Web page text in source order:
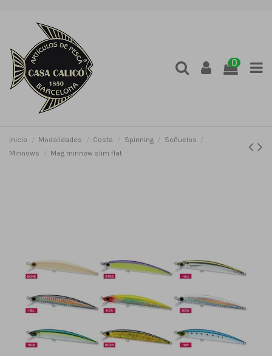
0
Inicio Modalidades Costa Spinning
Señuelos
Minnows
Mag minnow slim flat